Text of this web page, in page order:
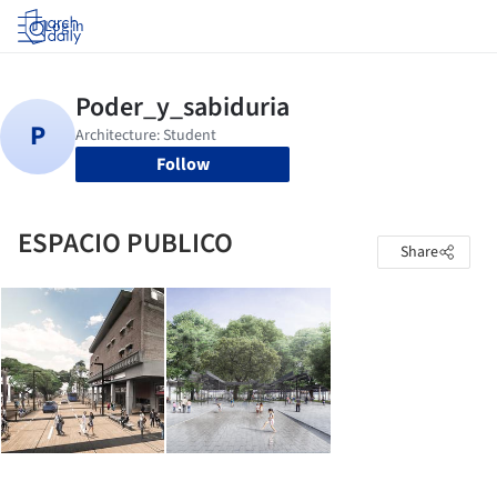
Log in
Follow
ESPACIO PUBLICO Share